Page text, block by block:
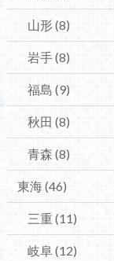
山形 (8)
岩手(8)
福島 (9)
秋田 (8)
青森 (8)
東海(46)
三重 (11)
岐阜(12)